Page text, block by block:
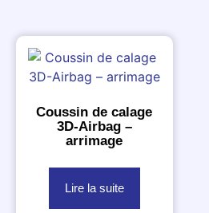
Coussin de calage
3D-Airbag –
arrimage
Lire la suite